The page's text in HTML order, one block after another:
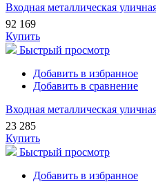
Входная металлическая
92 169
Купить
Быстрый просмотр
Добавить в избранное
Добавить в сравнение
Входная металлическая
23 285
Купить
Быстрый просмотр
Добавить в избранное